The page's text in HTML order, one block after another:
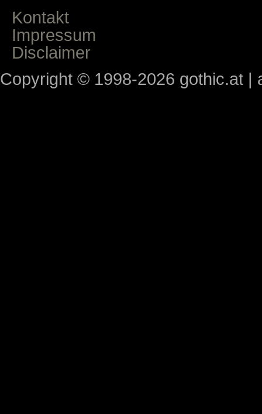
Kontakt
Impressum
Disclaimer
Copyright © 1998-2026 gothic.at |